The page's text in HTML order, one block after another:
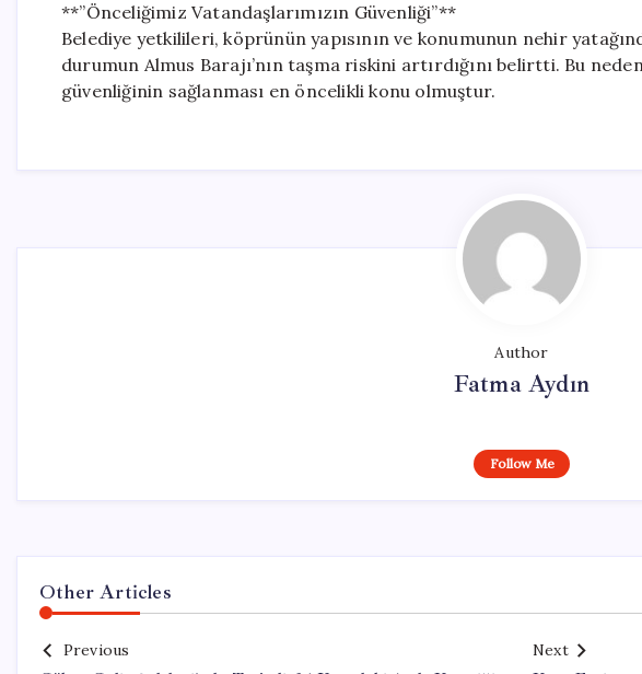
**”Önceliğimiz Vatandaşlarımızın Güvenliği”**
Belediye yetkilileri, köprünün yapısının ve konumunun nehir
durumun Almus Barajı’nın taşma riskini artırdığını belirtti. Bu
güvenliğinin sağlanması en öncelikli konu olmuştur.
Author
Fatma Aydın
Follow Me
Other Articles
Previous Next